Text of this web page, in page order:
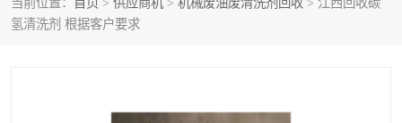
氢清洗剂 根据客户要求
碳氢二氯回收 回收废三四氯乙烯